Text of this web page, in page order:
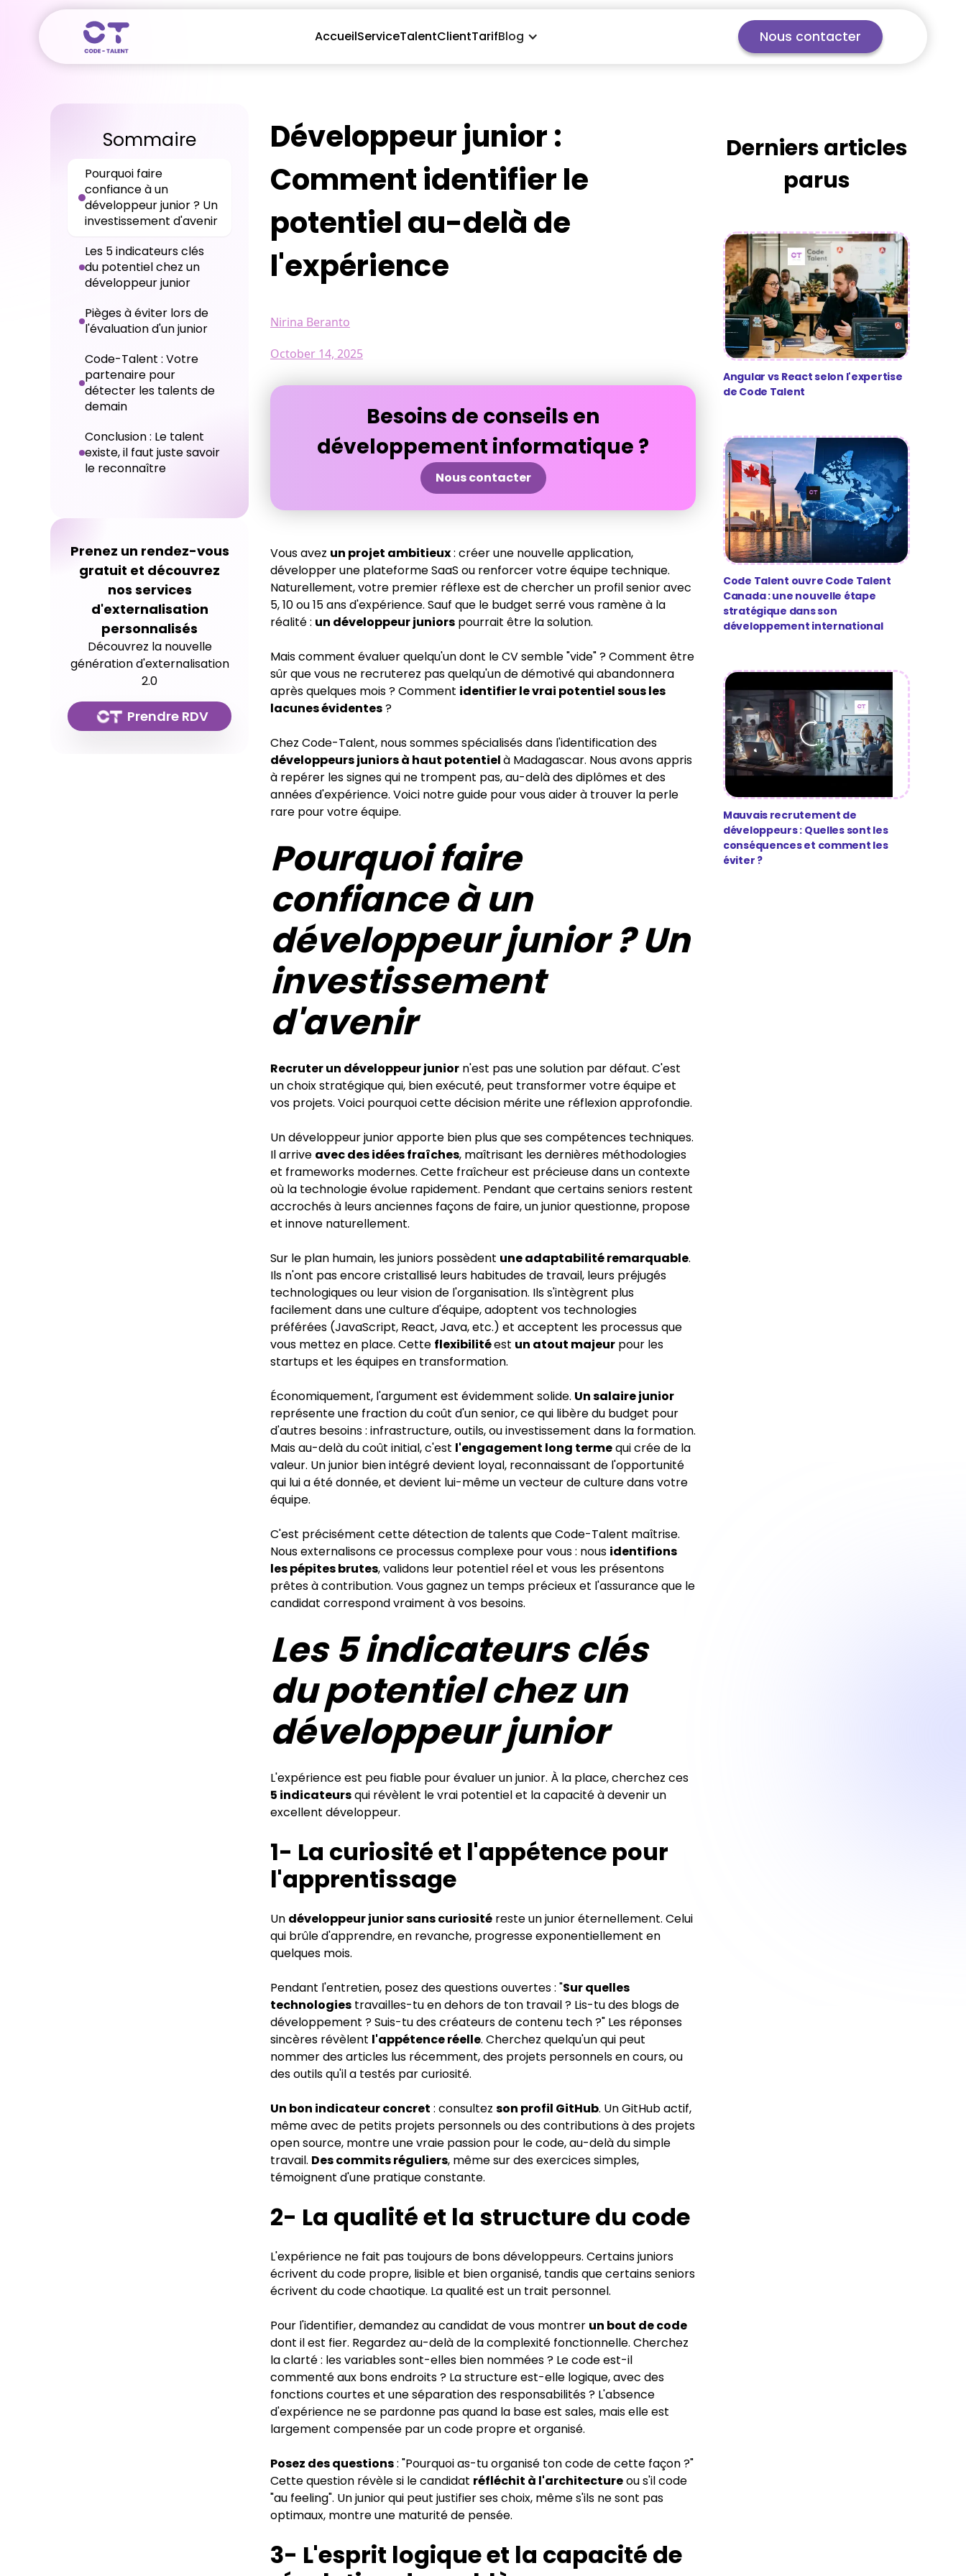
AccueilServiceTalentClientTarifBlog Nous contacter
Sommaire
Pourquoi faire
confiance à un
développeur junior ? Un
investissement d'avenir
Les 5 indicateurs clés
du potentiel chez un
développeur junior
Pièges à éviter lors de
l'évaluation d'un junior
Code-Talent : Votre
partenaire pour
détecter les talents de
demain
Conclusion : Le talent
existe, il faut juste savoir
le reconnaître
Prenez un rendez-vous
gratuit et découvrez
nos services
d'externalisation
personnalisés
Découvrez la nouvelle
génération d'externalisation
2.0
Prendre RDV
Développeur junior :
Comment identifier le
potentiel au-delà de
l'expérience
Nirina Beranto
October 14, 2025
Besoins de conseils en
développement informatique ?
Nous contacter
Vous avez un projet ambitieux: créer une nouvelle application,
développer une plateforme SaaS ou renforcer votre équipe technique.
Naturellement, votre premier réflexe est de chercher un profil senior avec
5, 10 ou 15 ans d'expérience. Sauf que le budget serré vous ramène à la
réalité : un développeur juniors pourrait être la solution.
Mais comment évaluer quelqu'un dont le CV semble "vide" ? Comment être
sûr que vous ne recruterez pas quelqu'un de démotivé qui abandonnera
après quelques mois ? Comment identifier le vrai potentiel sous les
lacunes évidentes?
Chez Code-Talent, nous sommes spécialisés dans l'identification des
développeurs juniors à haut potentielà Madagascar. Nous avons appris
à repérer les signes qui ne trompent pas, au-delà des diplômes et des
années d'expérience. Voici notre guide pour vous aider à trouver la perle
rare pour votre équipe.
Pourquoi faire
confiance à un
développeur junior ? Un
investissement
d'avenir
Recruter un développeur junior n'est pas une solution par défaut. C'est
un choix stratégique qui, bien exécuté, peut transformer votre équipe et
vos projets. Voici pourquoi cette décision mérite une réflexion approfondie.
Un développeur junior apporte bien plus que ses compétences techniques.
Il arrive avec des idées fraîches, maîtrisant les dernières méthodologies
et frameworks modernes. Cette fraîcheur est précieuse dans un contexte
où la technologie évolue rapidement. Pendant que certains seniors restent
accrochés à leurs anciennes façons de faire, un junior questionne, propose
et innove naturellement.
Sur le plan humain, les juniors possèdent une adaptabilité remarquable.
Ils n'ont pas encore cristallisé leurs habitudes de travail, leurs préjugés
technologiques ou leur vision de l'organisation. Ils s'intègrent plus
facilement dans une culture d'équipe, adoptent vos technologies
préférées (JavaScript, React, Java, etc.) et acceptent les processus que
vous mettez en place. Cette flexibilitéest un atout majeur pour les
startups et les équipes en transformation.
Économiquement, l'argument est évidemment solide. Un salaire junior
représente une fraction du coût d'un senior, ce qui libère du budget pour
d'autres besoins : infrastructure, outils, ou investissement dans la formation.
Mais au-delà du coût initial, c'est l'engagement long termequi crée de la
valeur. Un junior bien intégré devient loyal, reconnaissant de l'opportunité
qui lui a été donnée, et devient lui-même un vecteur de culture dans votre
équipe.
C'est précisément cette détection de talents que Code-Talent maîtrise.
Nous externalisons ce processus complexe pour vous : nous identifions
les pépites brutes, validons leur potentiel réel et vous les présentons
prêtes à contribution. Vous gagnez un temps précieux et l'assurance que le
candidat correspond vraiment à vos besoins.
Les 5 indicateurs clés
du potentiel chez un
développeur junior
L'expérience est peu fiable pour évaluer un junior. À la place, cherchez ces
5 indicateursqui révèlent le vrai potentiel et la capacité à devenir un
excellent développeur.
1- La curiosité et l'appétence pour
l'apprentissage
Un développeur junior sans curiosité reste un junior éternellement. Celui
qui brûle d'apprendre, en revanche, progresse exponentiellement en
quelques mois.
Pendant l'entretien, posez des questions ouvertes : "Sur quelles
technologies travailles-tu en dehors de ton travail ? Lis-tu des blogs de
développement ? Suis-tu des créateurs de contenu tech ?" Les réponses
sincères révèlent l'appétence réelle. Cherchez quelqu'un qui peut
nommer des articles lus récemment, des projets personnels en cours, ou
des outils qu'il a testés par curiosité.
Un bon indicateur concret : consultez son profil GitHub. Un GitHub actif,
même avec de petits projets personnels ou des contributions à des projets
open source, montre une vraie passion pour le code, au-delà du simple
travail. Des commits réguliers, même sur des exercices simples,
témoignent d'une pratique constante.
2- La qualité et la structure du code
L'expérience ne fait pas toujours de bons développeurs. Certains juniors
écrivent du code propre, lisible et bien organisé, tandis que certains seniors
écrivent du code chaotique. La qualité est un trait personnel.
Pour l'identifier, demandez au candidat de vous montrer un bout de code
dont il est fier. Regardez au-delà de la complexité fonctionnelle. Cherchez
la clarté : les variables sont-elles bien nommées ? Le code est-il
commenté aux bons endroits ? La structure est-elle logique, avec des
fonctions courtes et une séparation des responsabilités ? L'absence
d'expérience ne se pardonne pas quand la base est sales, mais elle est
largement compensée par un code propre et organisé.
Posez des questions: "Pourquoi as-tu organisé ton code de cette façon ?"
Cette question révèle si le candidat réfléchit à l'architectureou s'il code
"au feeling". Un junior qui peut justifier ses choix, même s'ils ne sont pas
optimaux, montre une maturité de pensée.
3- L'esprit logique et la capacité de
Derniers articles
parus
Angular vs React selon l'expertise
de Code Talent
Code Talent ouvre Code Talent
Canada : une nouvelle étape
stratégique dans son
développement international
Mauvais recrutement de
développeurs : Quelles sont les
conséquences et comment les
éviter ?